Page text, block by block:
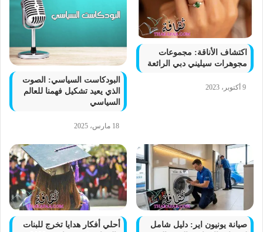
اكتشاف الأناقة: مجموعات
مجوهرات سيليني دبي الرائعة
9 أكتوبر، 2023
البودكاست السياسي: الصوت
الذي يعيد تشكيل فهمنا للعالم
السياسي
18 مارس، 2025
صيانة يونيون اير: دليل شامل
أحلي أفكار هدايا تخرج للبنات